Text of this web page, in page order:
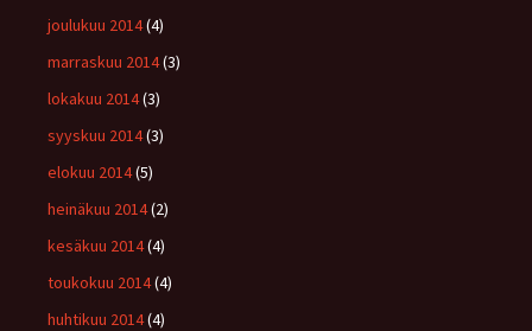
joulukuu 2014(4)
marraskuu 2014(3)
lokakuu 2014(3)
syyskuu 2014(3)
elokuu 2014(5)
heinäkuu 2014(2)
kesäkuu 2014(4)
toukokuu 2014(4)
huhtikuu 2014(4)